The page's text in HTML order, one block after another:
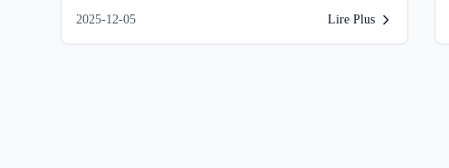
batterie virtuelle
2025-12-05 Lire Plus